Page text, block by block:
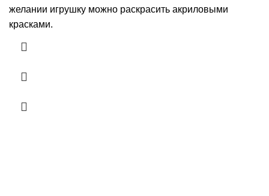
желании игрушку можно раскрасить акриловыми
красками.